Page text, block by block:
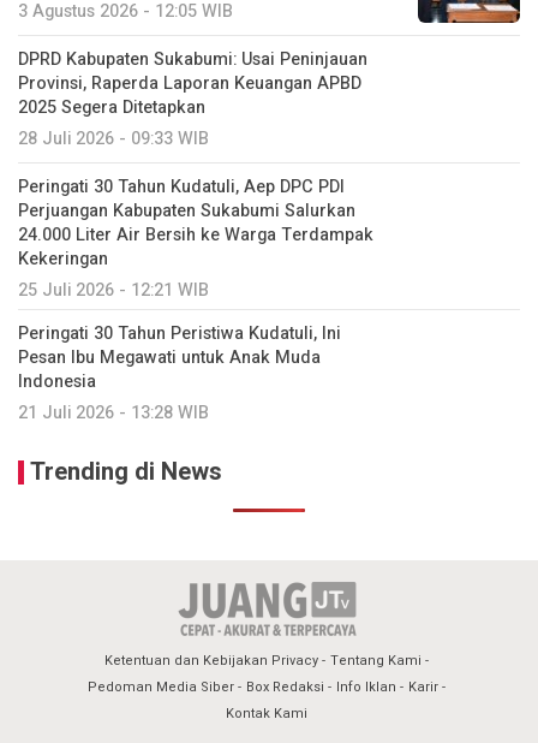
3 Agustus 2026 - 12:05 WIB
DPRD Kabupaten Sukabumi: Usai Peninjauan
Provinsi, Raperda Laporan Keuangan APBD
2025 Segera Ditetapkan
28 Juli 2026 - 09:33 WIB
Peringati 30 Tahun Kudatuli, Aep DPC PDI
Perjuangan Kabupaten Sukabumi Salurkan
24.000 Liter Air Bersih ke Warga Terdampak
Kekeringan
25 Juli 2026 - 12:21 WIB
Peringati 30 Tahun Peristiwa Kudatuli, Ini
Pesan Ibu Megawati untuk Anak Muda
Indonesia
21 Juli 2026 - 13:28 WIB
Trending di News
Ketentuan dan Kebijakan Privacy Tentang Kami
Pedoman Media Siber
Box Redaksi Info Iklan
Karir
Kontak Kami